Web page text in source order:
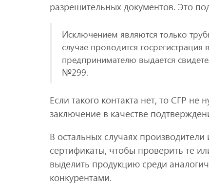
разрешительных документов. Это
Исключением являются только
случае проводится
предпринимателю выдается
№299.
Если такого контакта нет, то СГР
заключение в качестве
В остальных случаях
сертификаты, чтобы проверить те
выделить продукцию среди
конкурентами.